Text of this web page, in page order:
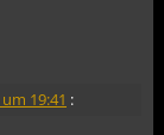
19:41 :